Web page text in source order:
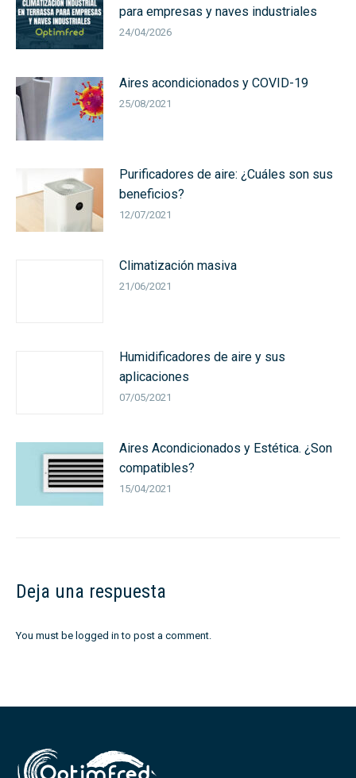
para empresas y naves industriales
24/04/2026
Aires acondicionados y COVID-19
25/08/2021
Purificadores de aire: ¿Cuáles son sus
beneficios?
12/07/2021
Climatización masiva
21/06/2021
Humidificadores de aire y sus
aplicaciones
07/05/2021
Aires Acondicionados y Estética. ¿Son
compatibles?
15/04/2021
Deja una respuesta
You must be logged in to post a comment.